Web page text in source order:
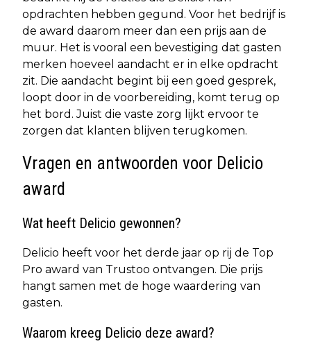
opdrachten hebben gegund. Voor het bedrijf is
de award daarom meer dan een prijs aan de
muur. Het is vooral een bevestiging dat gasten
merken hoeveel aandacht er in elke opdracht
zit. Die aandacht begint bij een goed gesprek,
loopt door in de voorbereiding, komt terug op
het bord. Juist die vaste zorg lijkt ervoor te
zorgen dat klanten blijven terugkomen.
Vragen en antwoorden voor Delicio
award
Wat heeft Delicio gewonnen?
Delicio heeft voor het derde jaar op rij de Top
Pro award van Trustoo ontvangen. Die prijs
hangt samen met de hoge waardering van
gasten.
Waarom kreeg Delicio deze award?